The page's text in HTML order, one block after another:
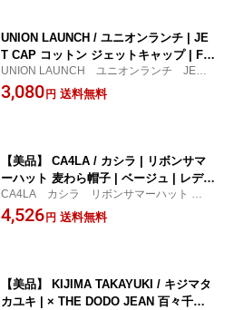
UNION LAUNCH / ユニオンランチ | JE
T CAP コットン ジェットキャップ | F |
ベージュ | レディース
UNION LAUNCH ユニオンランチ JET C
AP コットン ジェットキャップ レディー
ス 小物 帽子 ベージュ 古着
3,080 円 送料無料
【美品】 CA4LA / カシラ | リボンサマ
ーハット 麦わら帽子 | ベージュ | レディ
ース
CA4LA カシラ リボンサマーハット 麦わ
ら帽子 レディース 小物 帽子 ベージ
ュ 古着
4,526 円 送料無料
【美品】 KIJIMA TAKAYUKI / キジマタ
カユキ | × THE DODO JEAN 百々千晴